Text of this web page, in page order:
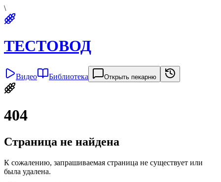
\
ТЕСТОВОД
Видео Библиотека Открыть пекарню
404
Страница не найдена
К сожалению, запрашиваемая страница не существует или
была удалена.